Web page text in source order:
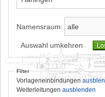
Namensraum:
Auswahl umkehren
Filter
Vorlageneinbindungen
Weiterleitungen ausblenden